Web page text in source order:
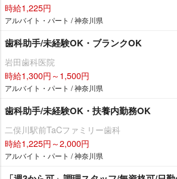
時給1,225円
アルバイト・パート / 神奈川県
歯科助手/未経験OK・ブランクOK
田歯科医院
時給1,300円～1,500円
アルバイト・パート / 神奈川県
歯科助手/未経験OK・扶養内勤務OK
二俣川駅前TaCファミリー歯科
時給1,225円～2,000円
アルバイト・パート / 神奈川県